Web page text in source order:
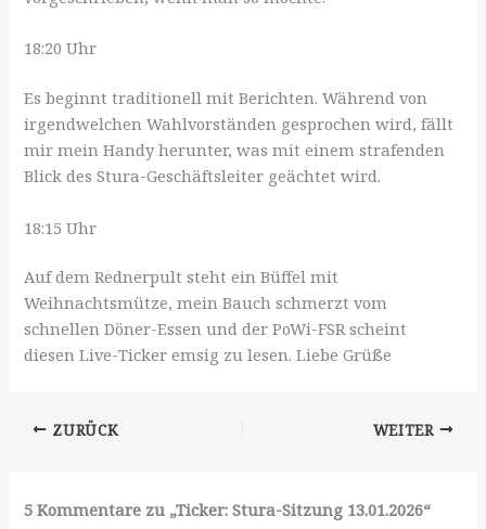
18:20 Uhr
Es beginnt traditionell mit Berichten. Während von
irgendwelchen Wahlvorständen gesprochen wird, fällt
mir mein Handy herunter, was mit einem strafenden
Blick des Stura-Geschäftsleiter geächtet wird.
18:15 Uhr
Auf dem Rednerpult steht ein Büffel mit
Weihnachtsmütze, mein Bauch schmerzt vom
schnellen Döner-Essen und der PoWi-FSR scheint
diesen Live-Ticker emsig zu lesen. Liebe Grüße
ZURÜCK WEITER
5 Kommentare zu „Ticker: Stura-Sitzung 13.01.2026“